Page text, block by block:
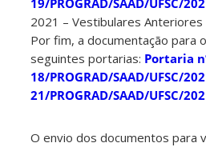
19/PROGRAD/SAAD/UFSC/
2021 – Vestibulares
Por fim, a documentação para
seguintes portarias: Portaria
18/PROGRAD/SAAD/UFSC/
21/PROGRAD/SAAD/UFSC/
O envio dos documentos para